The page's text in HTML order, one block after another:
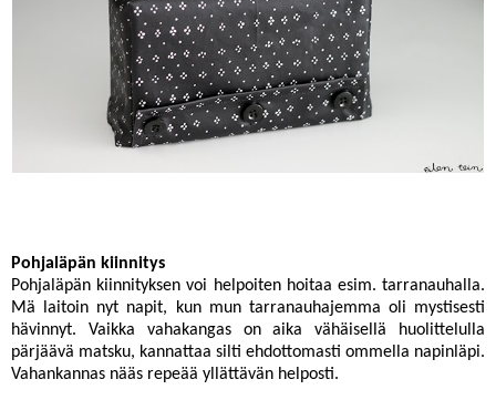
Pohjaläpän kiinnitys
Pohjaläpän kiinnityksen voi helpoiten hoitaa esim. tarranauhalla.
Mä laitoin nyt napit, kun mun tarranauhajemma oli mystisesti
hävinnyt. Vaikka vahakangas on aika vähäisellä huolittelulla
pärjäävä matsku, kannattaa silti ehdottomasti ommella napinläpi.
Vahankannas nääs repeää yllättävän helposti.